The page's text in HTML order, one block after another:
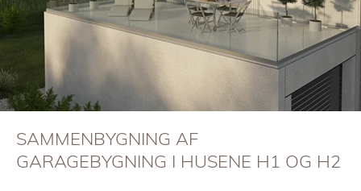
SAMMENBYGNING AF
GARAGEBYGNING I HUSENE H1 OG H2